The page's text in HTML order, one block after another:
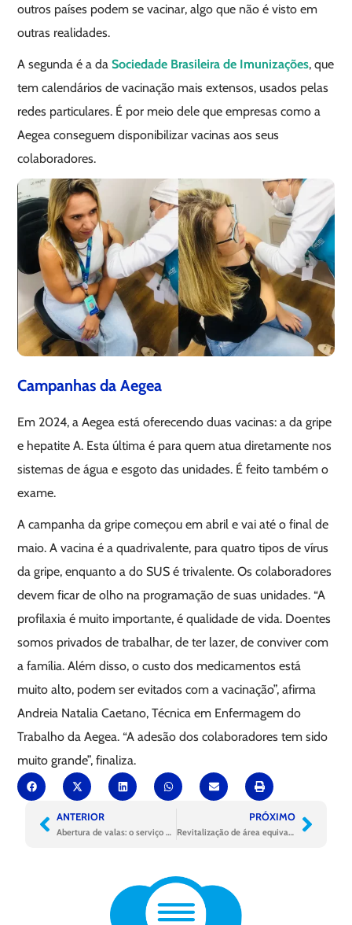
outros países podem se vacinar, algo que não é visto em
outras realidades.
A segunda é a daSociedade Brasileira de Imunizações, que
tem calendários de vacinação mais extensos, usados pelas
redes particulares. É por meio dele que empresas como a
Aegea conseguem disponibilizar vacinas aos seus
colaboradores.
Campanhas da Aegea
Em 2024, a Aegea está oferecendo duas vacinas: a da gripe
e hepatite A. Esta última é para quem atua diretamente nos
sistemas de água e esgoto das unidades. É feito também o
exame.
A campanha da gripe começou em abril e vai até o final de
maio. A vacina é a quadrivalente, para quatro tipos de vírus
da gripe, enquanto a do SUS é trivalente. Os colaboradores
devem ficar de olho na programação de suas unidades. “A
profilaxia é muito importante, é qualidade de vida. Doentes
somos privados de trabalhar, de ter lazer, de conviver com
a família. Além disso, o custo dos medicamentos está
muito alto, podem ser evitados com a vacinação”, afirma
Andreia Natalia Caetano, Técnica em Enfermagem do
Trabalho da Aegea. “A adesão dos colaboradores tem sido
muito grande”, finaliza.
ANTERIOR
Abertura de valas: o serviço essencial para a ampliação do saneamento exige cuidados
PRÓXIMO
Revitalização de área equivalente a oito campos de futebol